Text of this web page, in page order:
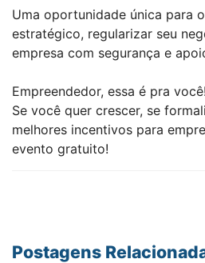
Uma oportunidade única para
estratégico, regularizar seu
empresa com segurança e
Empreendedor, essa é pra você!
Se você quer crescer, se
melhores incentivos para
evento gratuito!
Postagens